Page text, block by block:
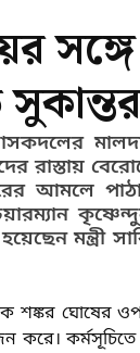
রাস্তায়
আমলে
মন্ত্রী
শঙ্কর ঘোষের
কর্মসূচিতে